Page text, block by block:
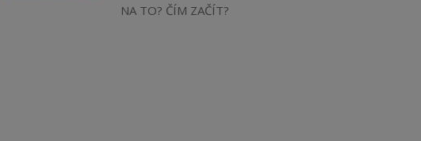
NA TO? ČÍM ZAČÍT?